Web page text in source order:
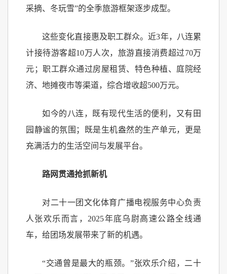
采摘、冬玩雪”的全季旅游框架逐步成型。
这些变化直接惠及职工群众。近3年，八连累
计接待游客超10万人次，旅游直接消费超过70万
元；职工群众通过房屋租赁、特色种植、庭院经
济、地摊夜市等渠道，综合增收超500万元。
如今的八连，既有现代生活的便利，又有田
园静谧的氛围；既是生机盎然的生产单元，更是
充满活力的生活空间与发展平台。
路网贯通抢抓新机
对二十一团文化体育广播电视服务中心负责
人张欢乐而言，2025年底乌尉高速公路全线通
车，给团场发展带来了新的机遇。
“交通曾是最大的瓶颈。”张欢乐介绍，二十